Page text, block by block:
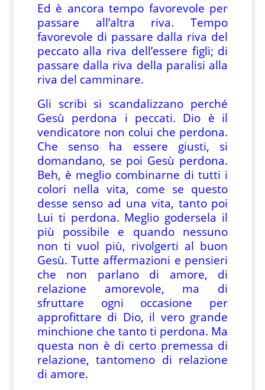
Ed è ancora tempo favorevole per
passare all’altra riva. Tempo
favorevole di passare dalla riva del
peccato alla riva dell’essere figli; di
passare dalla riva della paralisi alla
riva del camminare.
Gli scribi si scandalizzano perché
Gesù perdona i peccati. Dio è il
vendicatore non colui che perdona.
Che senso ha essere giusti, si
domandano, se poi Gesù perdona.
Beh, è meglio combinarne di tutti i
colori nella vita, come se questo
desse senso ad una vita, tanto poi
Lui ti perdona. Meglio godersela il
più possibile e quando nessuno
non ti vuol più, rivolgerti al buon
Gesù. Tutte affermazioni e pensieri
che non parlano di amore, di
relazione amorevole, ma di
sfruttare ogni occasione per
approfittare di Dio, il vero grande
minchione che tanto ti perdona. Ma
questa non è di certo premessa di
relazione, tantomeno di relazione
di amore.